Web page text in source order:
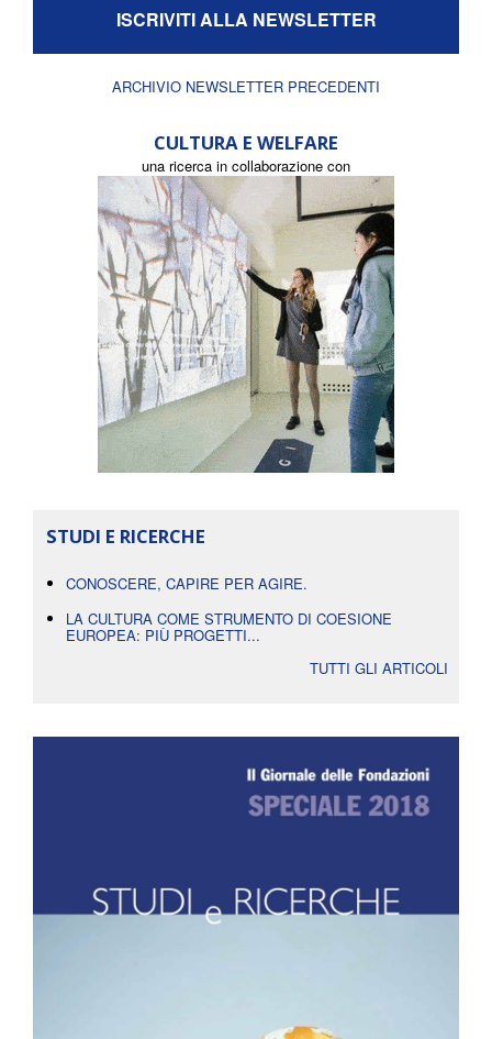
ISCRIVITI ALLA NEWSLETTER
ARCHIVIO NEWSLETTER PRECEDENTI
CULTURA E WELFARE
una ricerca in collaborazione con
STUDI E RICERCHE
CONOSCERE, CAPIRE PER AGIRE.
LA CULTURA COME STRUMENTO DI COESIONE
EUROPEA: PIÙ PROGETTI...
TUTTI GLI ARTICOLI